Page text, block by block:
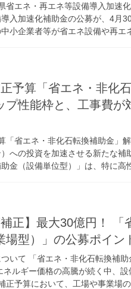
省エネ・再エネ等設備導入加速
入加速化補助金の公募が、4月
小企業者等が省エネ設備や再
予算「省エネ・非化
プ性能枠と、工事費
「省エネ・非化石転換補助金」
への投資を加速させる新たな
金（設備単位型）」は、特に
補正】最大30億円！
場型）」の公募ポイン
いて 「省エネ・非化石転換補
ネルギー価格の高騰が続く中、
正予算において、工場や事業場